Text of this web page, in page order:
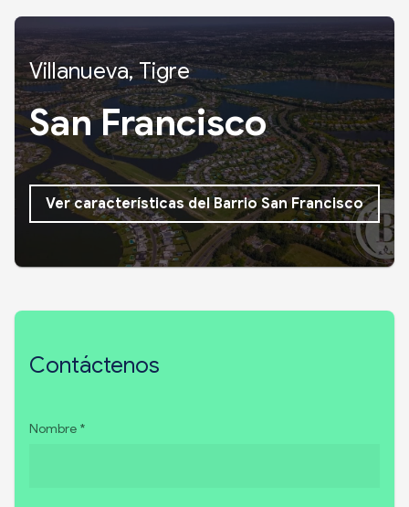
Villanueva, Tigre
San Francisco
Ver características del Barrio San Francisco
Contáctenos
Nombre *